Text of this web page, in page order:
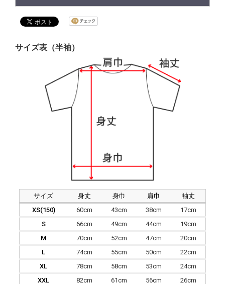
サイズ表（半袖）
サイズ 身丈 身巾 肩巾
袖丈
XS(150)
60cm 43cm 38cm
17cm
S
66cm 49cm 44cm
19cm
M
70cm 52cm 47cm
20cm
L
74cm 55cm 50cm
22cm
XL
78cm 58cm 53cm
24cm
XXL
82cm 61cm 56cm 26cm